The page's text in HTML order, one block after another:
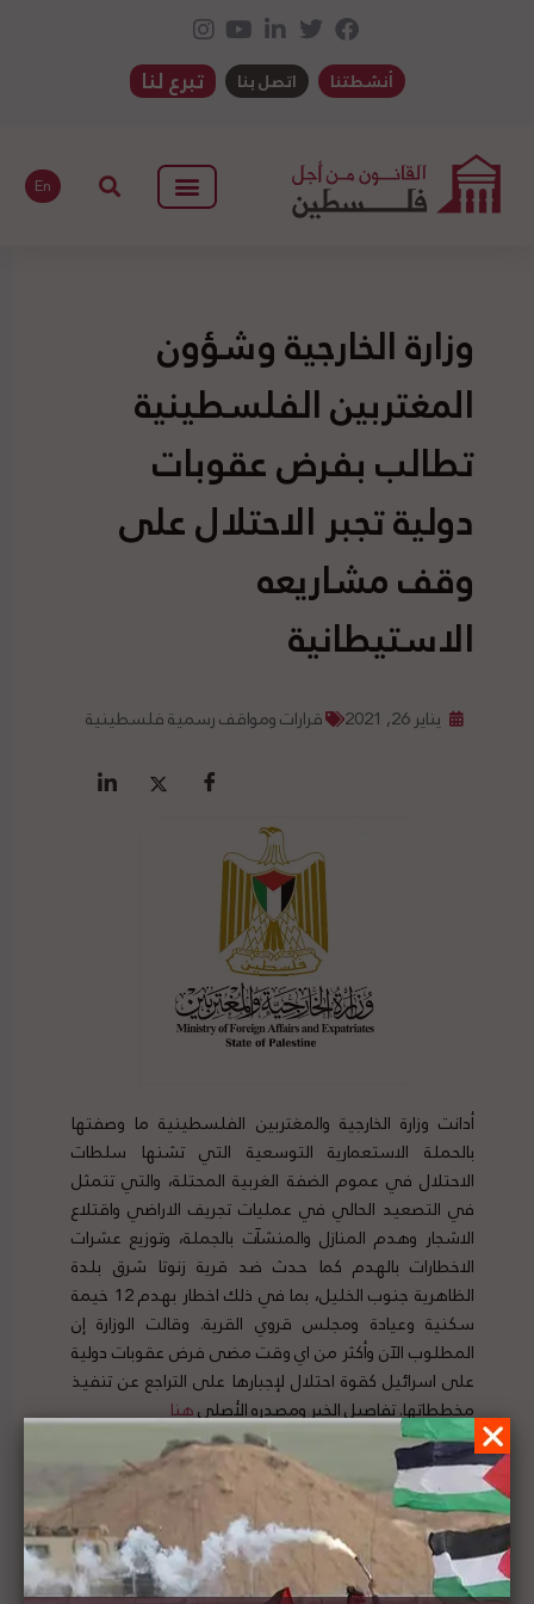
أنشطتنا اتصل بنا تبرع لنا
En
وزارة الخارجية وشؤون
المغتربين الفلسطينية
تطالب بفرض عقوبات
دولية تجبر الاحتلال على
وقف مشاريعه
الاستيطانية
يناير 26, 2021 قرارات ومواقف رسمية فلسطينية
أدانت وزارة الخارجية والمغتربين الفلسطينية ما وصفتها
بالحملة الاستعمارية التوسعية التي تشنها سلطات
الاحتلال في عموم الضفة الغربية المحتلة، والتي تتمثل
في التصعيد الحالي في عمليات تجريف الاراضي واقتلاع
الاشجار وهدم المنازل والمنشآت بالجملة، وتوزيع عشرات
الاخطارات بالهدم كما حدث ضد قرية زنوتا شرق بلدة
الظاهرية جنوب الخليل، بما في ذلك اخطار بهدم 12 خيمة
سكنية وعيادة ومجلس قروي القرية. وقالت الوزارة إن
المطلوب الآن وأكثر من اي وقت مضى فرض عقوبات دولية
على اسرائيل كقوة احتلال لإجبارها على التراجع عن تنفيذ
مخططاتها. تفاصيل الخبر ومصدره الأصليهنا
وزير الخارجية الفلسطيني أمام مجلس الأمن: الوضع
الحالي في القضية الفلسطينية يقود لاستمرار
الاحتلال ومسؤوليتنا الجماعية إنقاذ حل الدولتين